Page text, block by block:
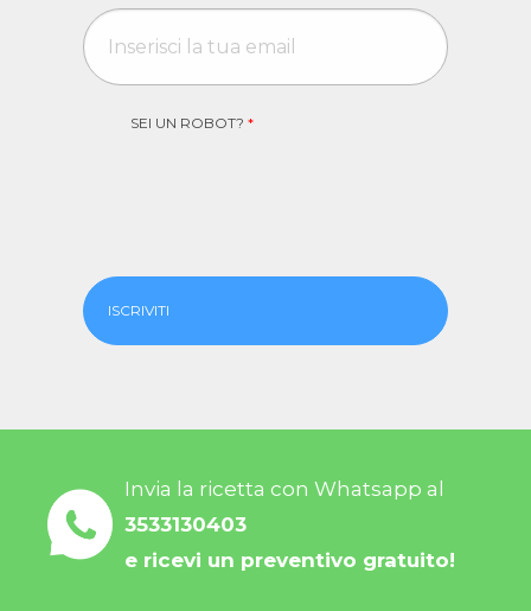
SEI UN ROBOT? *
ISCRIVITI
Invia la ricetta con Whatsapp al
3533130403
e ricevi un preventivo gratuito!